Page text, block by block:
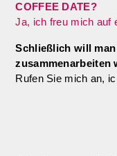
COFFEE DATE?
Ja, ich freu mich auf
Schließlich will
zusammenarbeiten
Rufen Sie mich an,